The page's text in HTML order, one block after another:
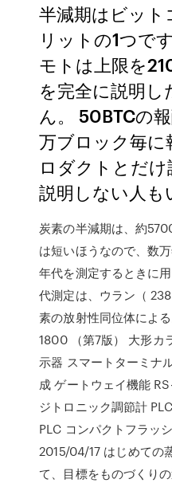
半減期はビット
リットの1つで
モトは上限を
を完全に説明
ん。 50BTCの
万ブロック毎
ロダクトとだ
説明しない人も
炭素の半減期は、約
は短いほうなので、数
年代を測定するときに
代測定は、ウラン（
素の放射性同位体によ
1800 （第7版） 大形カ
示器 スマートターミナ
成 ゲートウェイ機能
ジトロニック調節計
PLC コンパクトフラッ
2015/04/17 はじめての
て、目標をものづくり